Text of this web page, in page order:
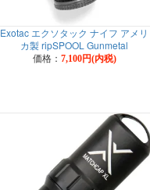
Exotac エクソタック ナイフ アメリ
カ製 ripSPOOL Gunmetal
価格： 7,100円(内税)